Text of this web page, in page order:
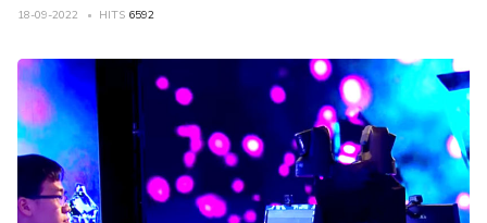
18-09-2022 HITS 6592